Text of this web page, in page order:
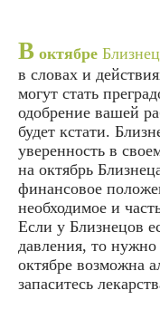
В октябре
в словах и
могут стать
одобрение вашей
будет кстати.
уверенность в
на октябрь
финансовое
необходимое и
Если у Близнецов
давления, то
октябре возможна
запаситесь